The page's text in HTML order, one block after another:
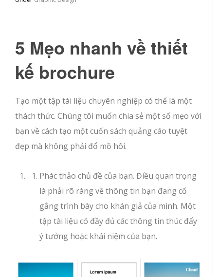
5 Mẹo nhanh về thiết
kế brochure
Tạo một tập tài liệu chuyên nghiệp có thể là một
thách thức. Chúng tôi muốn chia sẻ một số mẹo với
bạn về cách tạo một cuốn sách quảng cáo tuyệt
đẹp mà không phải đổ mồ hôi.
Phác thảo chủ đề của bạn. Điều quan trọng
là phải rõ ràng về thông tin bạn đang cố
gắng trình bày cho khán giả của mình. Một
tập tài liệu có đầy đủ các thông tin thúc đẩy
ý tưởng hoặc khái niệm của bạn.